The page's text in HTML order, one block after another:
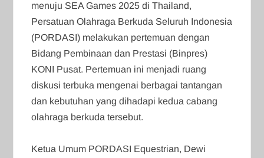
menuju SEA Games 2025 di Thailand,
Persatuan Olahraga Berkuda Seluruh Indonesia
(PORDASI) melakukan pertemuan dengan
Bidang Pembinaan dan Prestasi (Binpres)
KONI Pusat. Pertemuan ini menjadi ruang
diskusi terbuka mengenai berbagai tantangan
dan kebutuhan yang dihadapi kedua cabang
olahraga berkuda tersebut.
‎Ketua Umum PORDASI Equestrian, Dewi